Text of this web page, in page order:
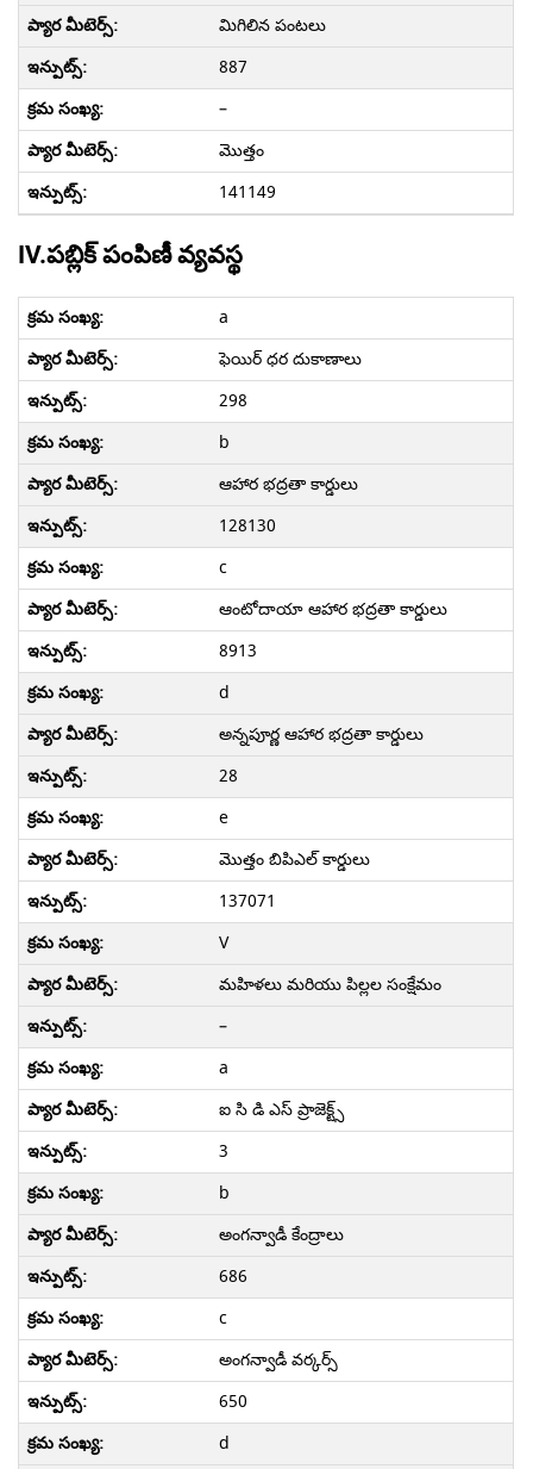
మిగిలిన పంటలు
887
–
మొత్తం
141149
IV.పబ్లిక్ పంపిణీ వ్యవస్థ
a
ఫెయిర్ ధర దుకాణాలు
298
b
ఆహార భద్రతా కార్డులు
128130
c
ఆంటోదాయా ఆహార భద్రతా కార్డులు
8913
d
అన్నపూర్ణ ఆహార భద్రతా కార్డులు
28
e
మొత్తం బి‌పి‌ఎల్ కార్డులు
137071
V
మహిళలు మరియు పిల్లల సంక్షేమం
–
a
ఐ సి డి ఎస్ ప్రాజెక్ట్స్
3
b
అంగన్వాడీ కేంద్రాలు
686
c
అంగన్వాడీ వర్కర్స్
650
d